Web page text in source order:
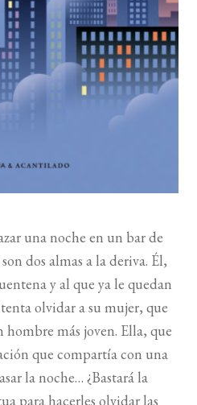
una noche en un bar de
dos almas a la deriva. Él,
y al que ya le quedan
olvidar a su mujer, que
más joven. Ella, que
que compartía con una
la noche… ¿Bastará la
para hacerles olvidar las